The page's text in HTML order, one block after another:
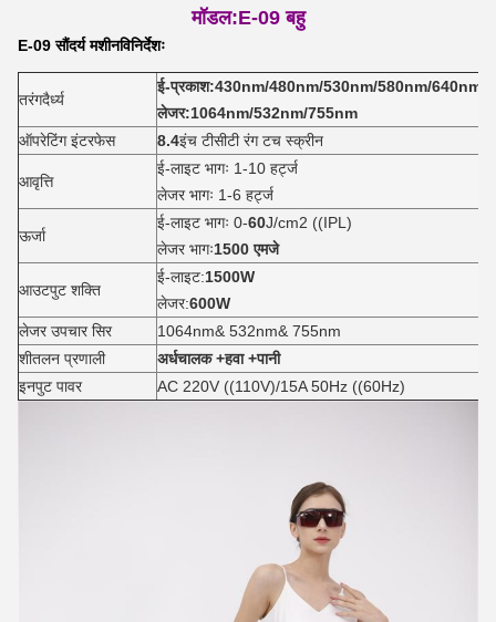
मॉडल:E-09 बहु
E-09 सौंदर्य मशीनविनिर्देशः
तरंगदैर्ध्य
ई-प्रकाश:430nm/480nm/530nm/580nm/640nm/
लेजर:1064nm/532nm/755nm
ऑपरेटिंग इंटरफेस
8.4इंच टीसीटी रंग टच स्क्रीन
आवृत्ति
ई-लाइट भागः 1-10 हर्ट्ज
लेजर भागः 1-6 हर्ट्ज
ऊर्जा
ई-लाइट भागः 0-60J/cm2 ((IPL)
लेजर भागः1500 एमजे
आउटपुट शक्ति
ई-लाइट:1500W
लेजर:600W
लेजर उपचार सिर
1064nm& 532nm& 755nm
शीतलन प्रणाली
अर्धचालक +हवा +पानी
इनपुट पावर
AC 220V ((110V)/15A 50Hz ((60Hz)